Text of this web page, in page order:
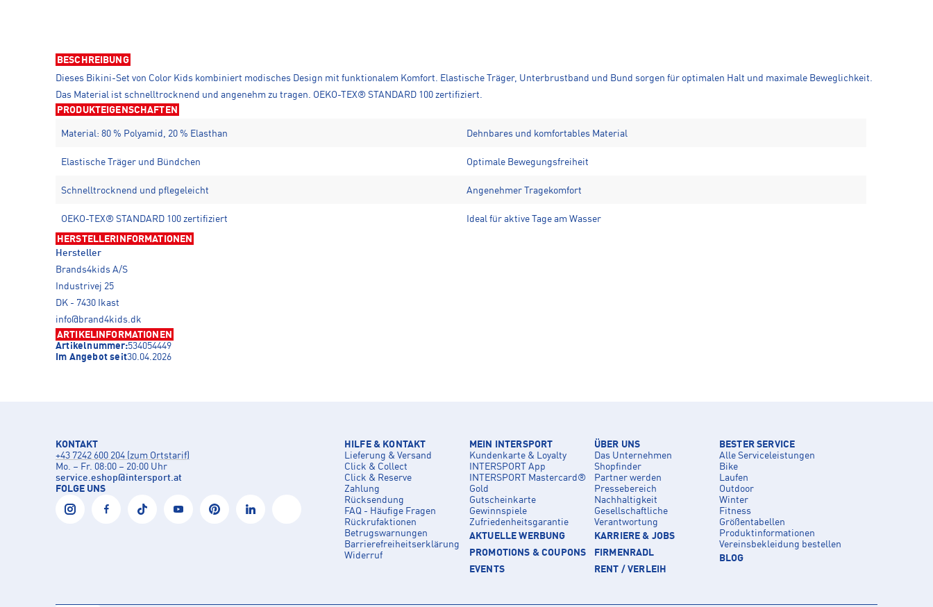
BESCHREIBUNG
Dieses Bikini-Set von Color Kids kombiniert modisches Design mit funktionalem Komfort. Elastische Träger, Unterbrustband und Bund sorgen für optimalen Halt und maximale Beweglichkeit.
Das Material ist schnelltrocknend und angenehm zu tragen. OEKO-TEX® STANDARD 100 zertifiziert.
PRODUKTEIGENSCHAFTEN
Material: 80 % Polyamid, 20 % Elasthan Dehnbares und komfortables Material
Elastische Träger und Bündchen Optimale Bewegungsfreiheit
Schnelltrocknend und pflegeleicht Angenehmer Tragekomfort
OEKO-TEX® STANDARD 100 zertifiziert Ideal für aktive Tage am Wasser
HERSTELLERINFORMATIONEN
Hersteller
Brands4kids A/S
Industrivej 25
DK - 7430 Ikast
info@brand4kids.dk
ARTIKELINFORMATIONEN
Artikelnummer:534054449
Im Angebot seit30.04.2026
KONTAKT
+43 7242 600 204 (zum Ortstarif)
Mo. – Fr. 08:00 – 20:00 Uhr
service.eshop@intersport.at
FOLGE UNS
HILFE & KONTAKT
Lieferung & Versand
Click & Collect
Click & Reserve
Zahlung
Rücksendung
FAQ - Häufige Fragen
Rückrufaktionen
Betrugswarnungen
Barrierefreiheitserklärung
Widerruf
MEIN INTERSPORT
Kundenkarte & Loyalty
INTERSPORT App
INTERSPORT Mastercard®
Gold
Gutscheinkarte
Gewinnspiele
Zufriedenheitsgarantie
AKTUELLE WERBUNG
PROMOTIONS & COUPONS
EVENTS
ÜBER UNS
Das Unternehmen
Shopfinder
Partner werden
Pressebereich
Nachhaltigkeit
Gesellschaftliche
Verantwortung
KARRIERE & JOBS
FIRMENRADL
RENT / VERLEIH
BESTER SERVICE
Alle Serviceleistungen
Bike
Laufen
Outdoor
Winter
Fitness
Größentabellen
Produktinformationen
Vereinsbekleidung bestellen
BLOG